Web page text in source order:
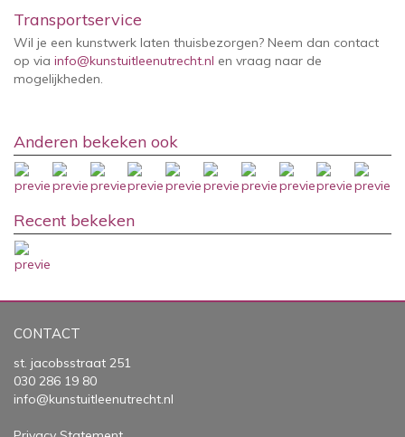
Transportservice
Wil je een kunstwerk laten thuisbezorgen? Neem dan contact
op via info@kunstuitleenutrecht.nl en vraag naar de
mogelijkheden.
Anderen bekeken ook
Recent bekeken
CONTACT
st. jacobsstraat 251
030 286 19 80
info@kunstuitleenutrecht.nl